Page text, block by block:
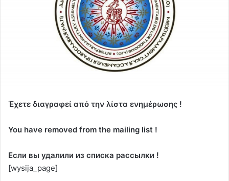
Έχετε διαγραφεί από την λίστα ενημέρωσης !
You have removed from the mailing list !
Если вы удалили из списка рассылки !
[wysija_page]